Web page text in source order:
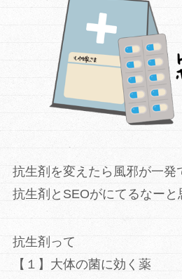
抗生剤を変えたら 風邪が一発
抗生剤とSEOがにてるなーと
抗生剤って
【１】大体の菌に効く薬